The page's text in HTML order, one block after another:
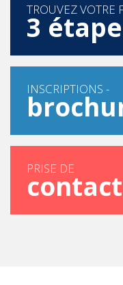
TROUVEZ VOTRE
3
INSCRIPTIONS -
PRISE DE
contact